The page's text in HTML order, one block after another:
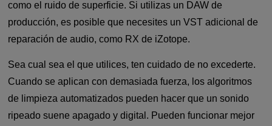
como el ruido de superficie. Si utilizas un DAW de
producción, es posible que necesites un VST adicional de
reparación de audio, como RX de iZotope.
Sea cual sea el que utilices, ten cuidado de no excederte.
Cuando se aplican con demasiada fuerza, los algoritmos
de limpieza automatizados pueden hacer que un sonido
ripeado suene apagado y digital. Pueden funcionar mejor